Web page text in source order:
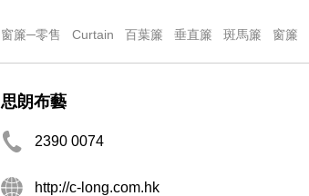
窗簾─零售 Curtain 百葉簾 垂直簾 斑馬簾 窗簾
思朗布藝
2390 0074
http://c-long.com.hk